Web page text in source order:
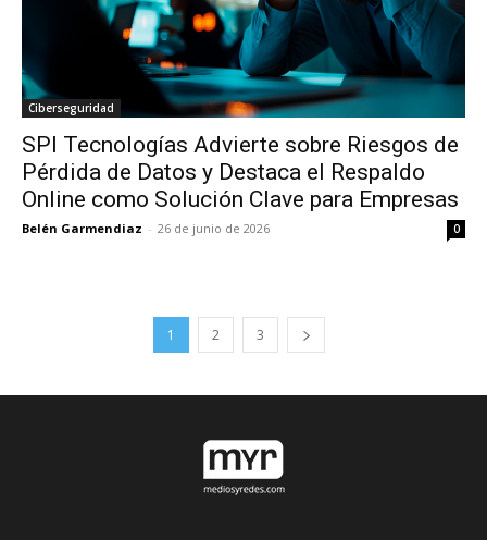
Ciberseguridad
SPI Tecnologías Advierte sobre Riesgos de
Pérdida de Datos y Destaca el Respaldo
Online como Solución Clave para Empresas
Belén Garmendiaz - 26 de junio de 2026 0
1 2 3